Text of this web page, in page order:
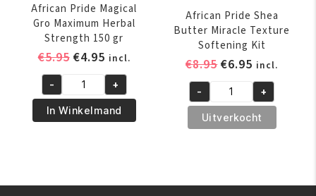
African Pride Magical
Gro Maximum Herbal
Strength 150 gr
€5.95 Oorspronkelijke
was:
€5.95.
€4.95Huidige
prijs
is:
€4.95.
incl.
African
Pride
Magical
- +
In Winkelmand
African Pride Shea
Butter Miracle Texture
Softening Kit
€8.95
was:
€8.95.
€6.95 Huidige
prijs
is:
€6.95.
incl.
African
Pride
Shea
Texture
- +
Uitverkocht